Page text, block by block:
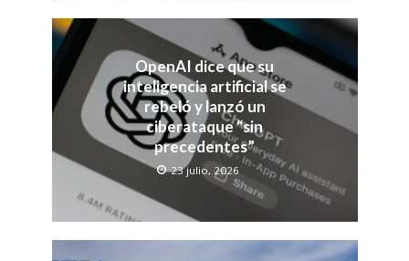
OpenAI dice que su
inteligencia artificial se
rebeló y lanzó un
ciberataque “sin
precedentes”
23 julio, 2026